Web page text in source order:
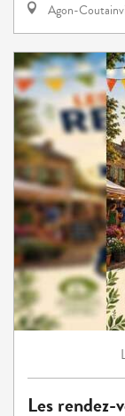
Agon-
Les rendez-